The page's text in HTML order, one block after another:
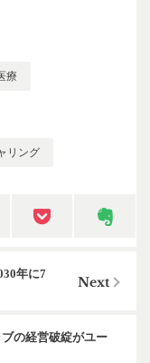
療
リング
年に7
の経営破綻がユー